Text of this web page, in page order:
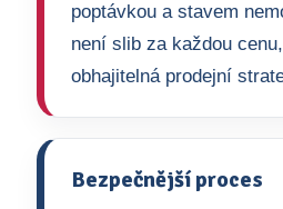
poptávkou a stavem
není slib za každou
obhajitelná prodejní
Bezpečnější proces